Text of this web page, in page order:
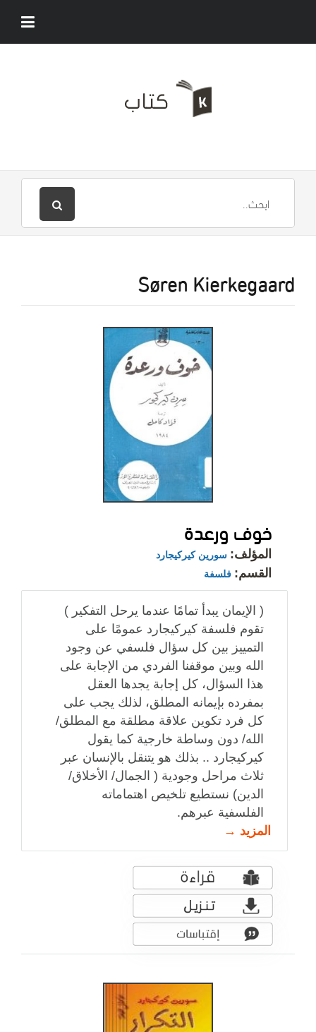
Søren Kierkegaard
خوف ورعدة
المؤلف: سورين كيركيجارد
القسم: فلسفة
( الإيمان يبدأ تمامًا عندما يرحل التفكير )
تقوم فلسفة كيركيجارد عمومًا على
التمييز بين كل سؤال فلسفي عن وجود
الله وبين موقفنا الفردي من الإجابة على
هذا السؤال، كل إجابة يجدها العقل
بمفرده بإيمانه المطلق، لذلك يجب على
كل فرد تكوين علاقة مطلقة مع المطلق/
الله/ دون وساطة خارجية كما يقول
كيركيجارد .. بذلك هو يتنقل بالإنسان عبر
ثلاث مراحل وجودية ( الجمال/ الأخلاق/
الدين) نستطيع تلخيص اهتماماته
الفلسفية عبرهم.
المزيد →